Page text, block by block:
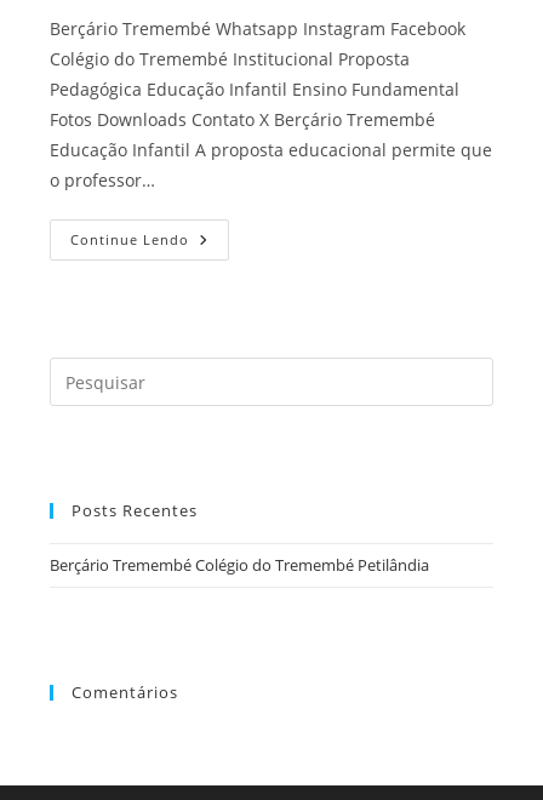
Berçário Tremembé Whatsapp Instagram Facebook
Colégio do Tremembé Institucional Proposta
Pedagógica Educação Infantil Ensino Fundamental
Fotos Downloads Contato X Berçário Tremembé
Educação Infantil A proposta educacional permite que
o professor…
Continue Lendo Berçário
Tremembé
a
Posts Recentes
Berçário Tremembé Colégio do Tremembé Petilândia
Comentários